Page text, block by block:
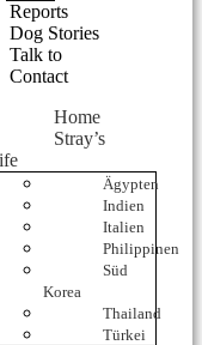
Reports
Dog Stories
Talk to
Contact
Home
Stray’s
Ägypten
Indien
Italien
Philippinen
Süd
Korea
Thailand
Türkei